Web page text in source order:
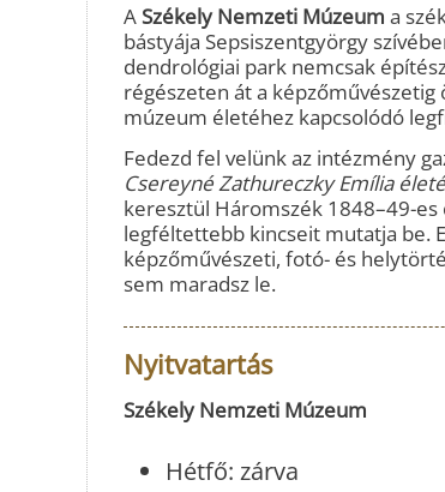
ASzékely Nemzeti Múzeum a
bástyája Sepsiszentgyörgy
dendrológiai park nemcsak
régészeten át a
múzeum életéhez kapcsolódó
Fedezd fel velünk az intézmény
Csereyné Zathureczky Emília
keresztül Háromszék 1848–49-
legféltettebb kincseit mutatja be.
képzőművészeti, fotó- és
sem maradsz le.
Nyitvatartás
Székely Nemzeti Múzeum
Hétfő: zárva